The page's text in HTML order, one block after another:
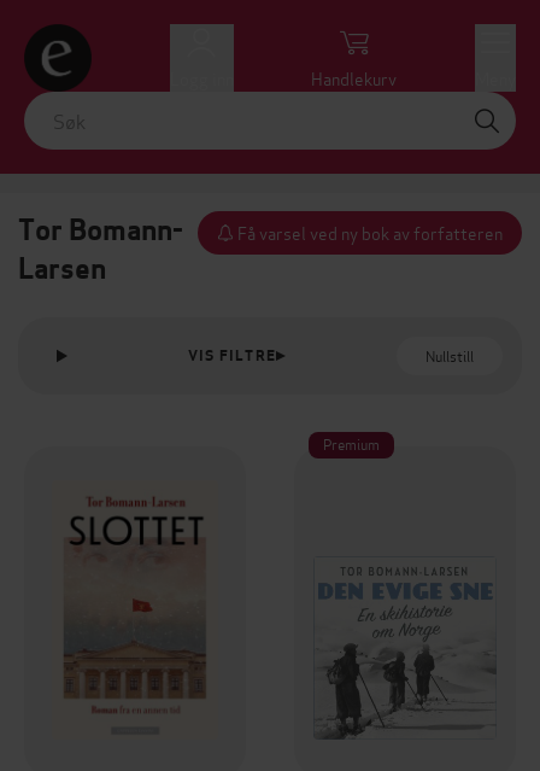
Handlekurv
Tor Bomann-
Larsen
Få varsel ved ny bok av forfatteren
VIS FILTRE Nullstill
Premium